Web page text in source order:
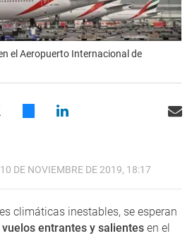
el Aeropuerto Internacional de
10 DE NOVIEMBRE DE 2019, 18:17
climáticas inestables, se esperan
entrantes y salientes en el